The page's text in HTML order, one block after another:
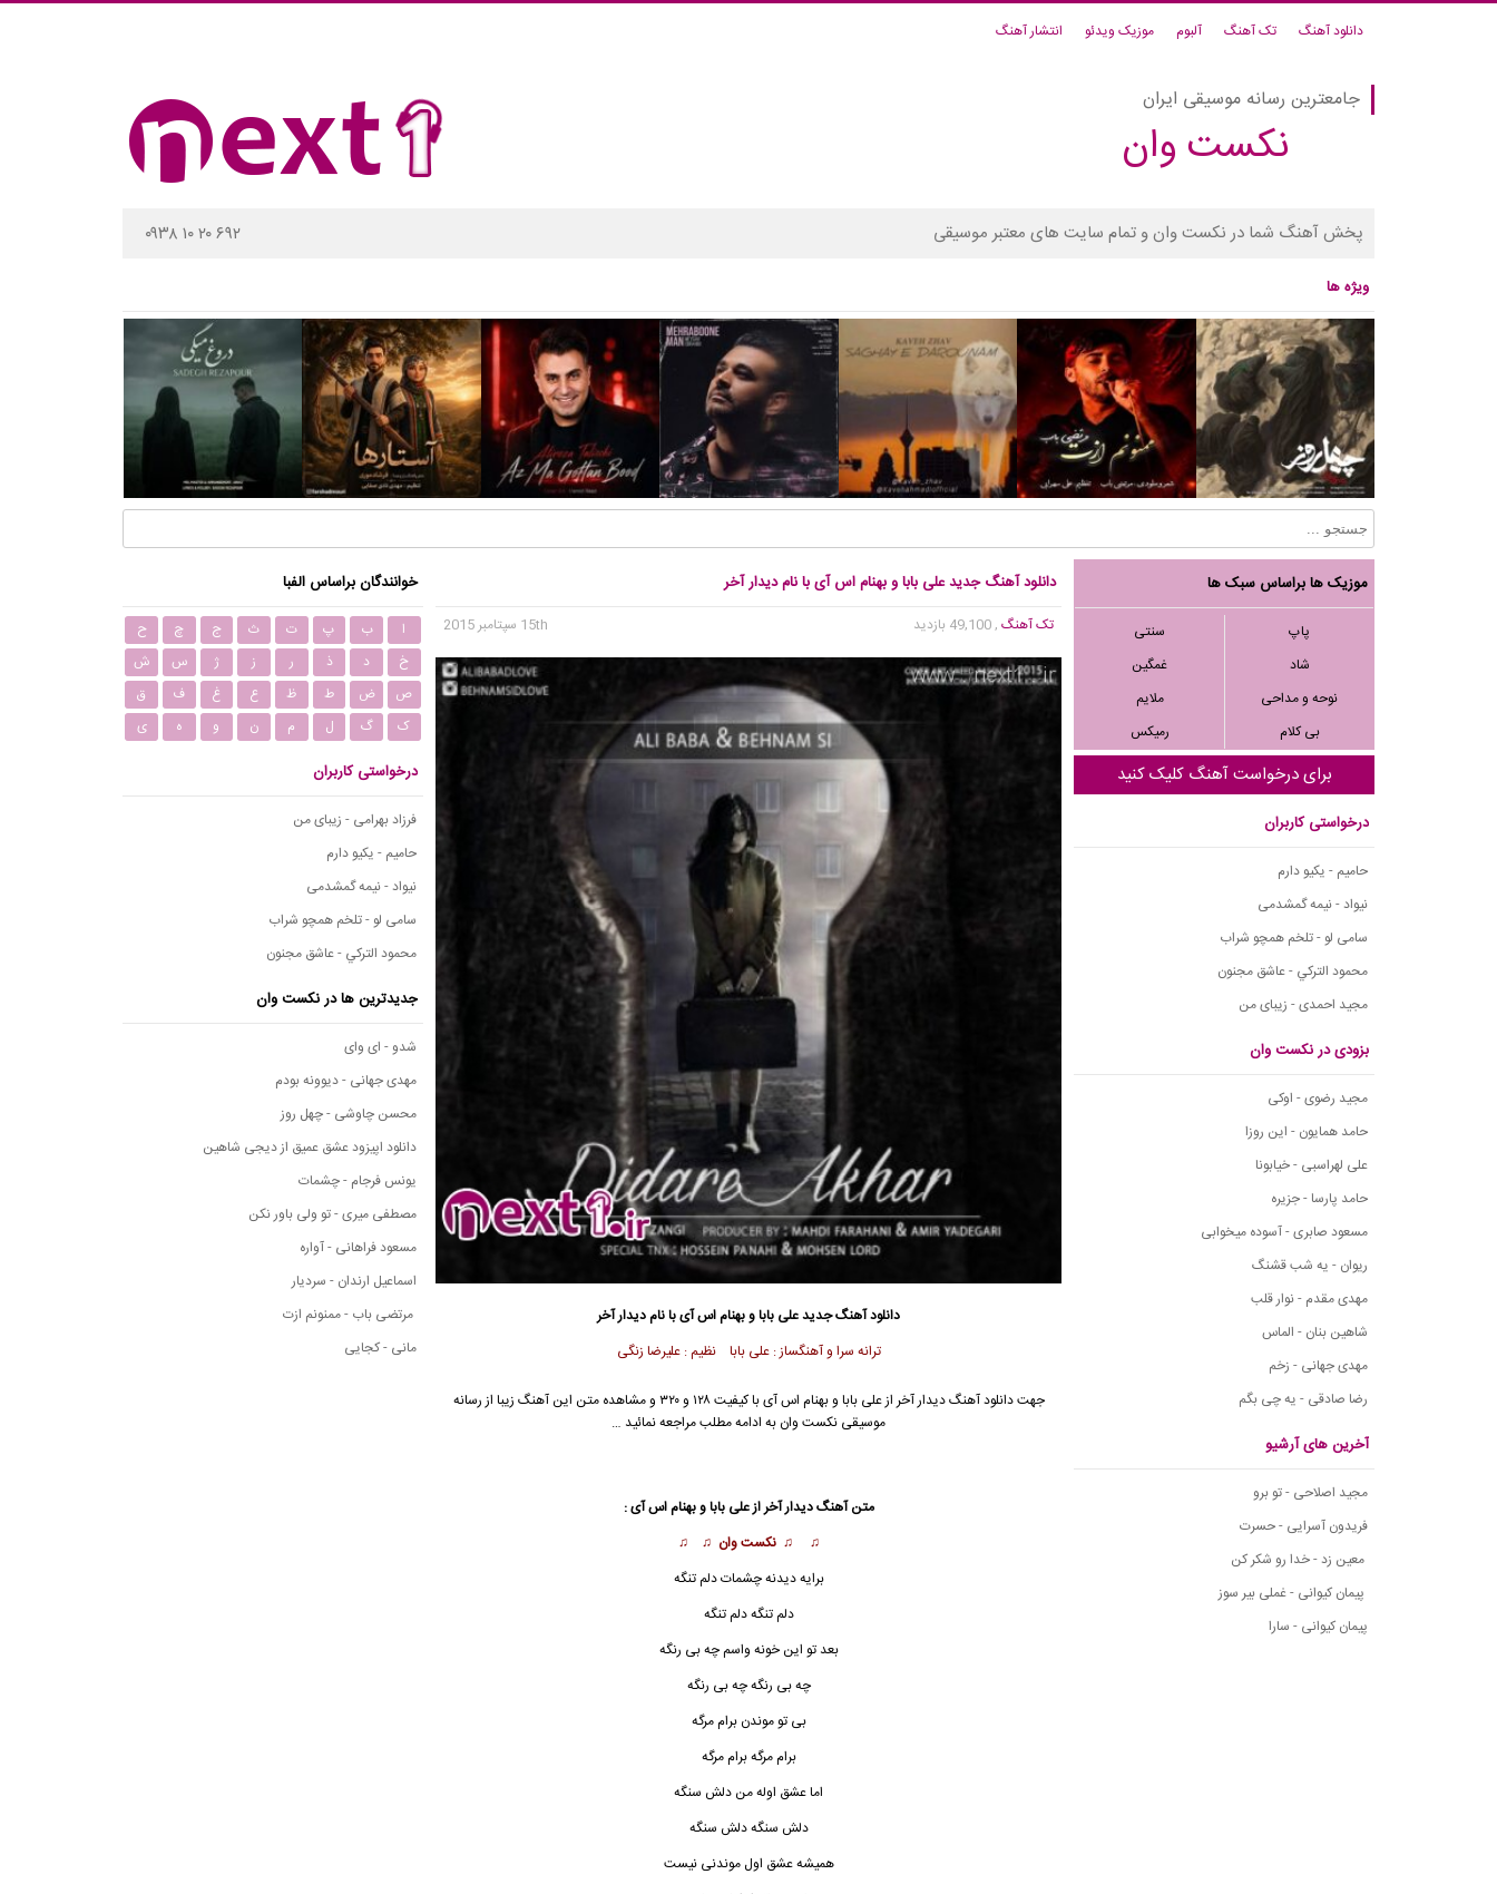
دانلود آهنگ تک آهنگ آلبوم موزیک ویدئو انتشار آهنگ
جامعترین رسانه موسیقی ایران
نکست وان
پخش آهنگ شما در نکست وان و تمام سایت های معتبر موسیقی ۰۹۳۸ ۱۰ ۲۰ ۶۹۲
ویژه ها
موزیک ها براساس سبک ها
پاپ
سنتی
شاد
غمگین
نوحه و مداحی
ملایم
بی کلام
رمیکس
برای درخواست آهنگ کلیک کنید
درخواستی کاربران
حامیم - یکیو دارم
نیواد - نیمه گمشدمی
سامی لو - تلخم همچو شراب
محمود التركي - عاشق مجنون
مجید احمدی - زیبای من
بزودی در نکست وان
مجید رضوی - اوکی
حامد همایون - این روزا
علی لهراسبی - خیابونا
حامد پارسا - جزیره
مسعود صابری - آسوده میخوابی
ریوان - یه شب قشنگ
مهدی مقدم - نوار قلب
شاهین بنان - الماس
مهدی جهانی - زخم
رضا صادقی - یه چی بگم
آخرین های آرشیو
مجید اصلاحی - تو برو
فریدون آسرایی - حسرت
معین زد - خدا رو شکر کن
پیمان کیوانی - غملی بیر سوز
پیمان کیوانی - سارا
دانلود آهنگ جدید علی بابا و بهنام اس آی با نام دیدار آخر
تک آهنگ, 49,100 بازدید 15th سپتامبر 2015
دانلود آهنگ جدیدعلی بابا و بهنام اس آی با نام دیدار آخر
ترانه سرا و آهنگساز : علی بابا نظیم : علیرضا زنگی
جهت دانلود آهنگ دیدار آخر از علی بابا و بهنام اس آی با کیفیت ۱۲۸ و ۳۲۰ و مشاهده متن این آهنگ زیبا از رسانه
موسیقی نکست وان به ادامه مطلب مراجعه نمائید …
متن آهنگ دیدار آخر از علی بابا و بهنام اس آی :
♫ ♫نکست وان ♫ ♫
برایه دیدنه چشمات دلم تنگه
دلم تنگه دلم تنگه
بعد تو این خونه واسم چه بی رنگه
چه بی رنگه چه بی رنگه
بی تو موندن برام مرگه
برام مرگه برام مرگه
اما عشق اوله من دلش سنگه
دلش سنگه دلش سنگه
همیشه عشق اول موندنی نیست
خوانندگان براساس الفبا
ا ب پ ت ث ج چ
ح
خ
د ذ ر ز ژ س
ش
ص
ض ط ظ ع غ ف
ق
ک
گ ل م ن و ه ی
درخواستی کاربران
فرزاد بهرامی - زیبای من
حامیم - یکیو دارم
نیواد - نیمه گمشدمی
سامی لو - تلخم همچو شراب
محمود التركي - عاشق مجنون
جدیدترین ها در نکست وان
شدو - ای وای
مهدی جهانی - دیوونه بودم
محسن چاوشی - چهل روز
دانلود اپیزود عشق عمیق از دیجی شاهین
یونس فرجام - چشمات
مصطفی میری - تو ولی باور نکن
مسعود فراهانی - آواره
اسماعیل ارندان - سردیار
مرتضی باب - ممنونم ازت
مانی - کجایی